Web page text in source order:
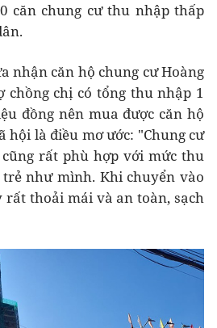
căn chung cư thu nhập thấp
nhận căn hộ chung cư Hoàng
chồng chị có tổng thu nhập 1
đồng nên mua được căn hộ
hội là điều mơ ước: "Chung cư
rất phù hợp với mức thu
như mình. Khi chuyển vào
rất thoải mái và an toàn, sạch